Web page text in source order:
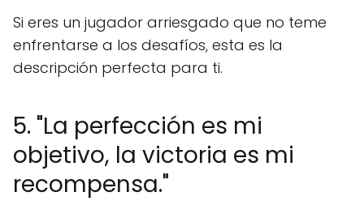
Si eres un jugador arriesgado que no teme
enfrentarse a los desafíos, esta es la
descripción perfecta para ti.
5. "La perfección es mi
objetivo, la victoria es mi
recompensa."